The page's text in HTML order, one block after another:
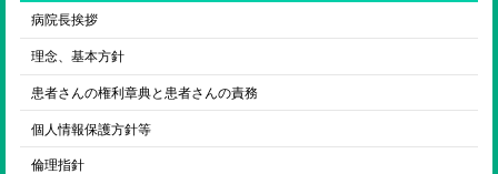
病院長挨拶
理念、基本方針
患者さんの権利章典と患者さんの責務
個人情報保護方針等
倫理指針